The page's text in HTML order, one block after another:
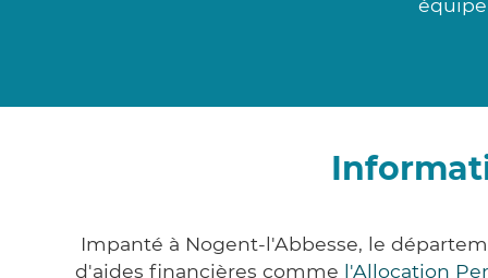
Impanté à Nogent-l'Abbesse, le
d'aides financières comme l'Allocation